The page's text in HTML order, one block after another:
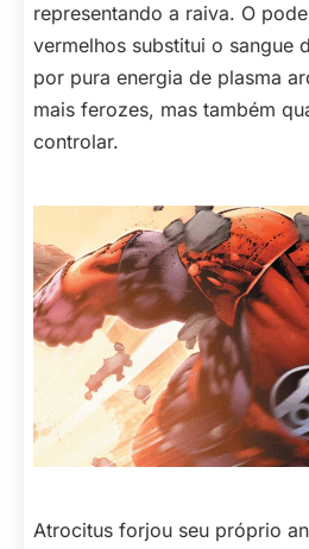
representando a raiva. O
vermelhos substitui o sangue
por pura energia de plasma
mais ferozes, mas também
controlar.
Atrocitus forjou seu próprio